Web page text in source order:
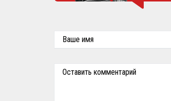
Ваше имя
Оставить комментарий